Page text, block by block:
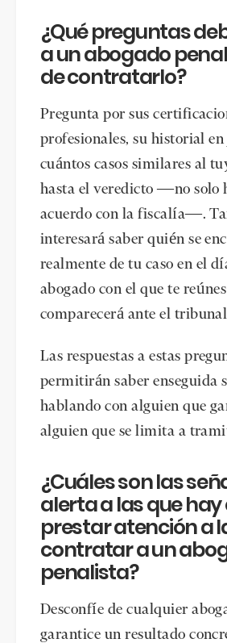
¿Qué preguntas
a un abogado
de contratarlo?
Pregunta por sus
profesionales, su historial
cuántos casos similares al
hasta el veredicto —no solo
acuerdo con la fiscalía—.
interesará saber quién se
realmente de tu caso en el
abogado con el que te
comparecerá ante el
Las respuestas a estas
permitirán saber enseguida
hablando con alguien que
alguien que se limita a
¿Cuáles son las
alerta a las que hay
prestar atención a
contratar a un
penalista?
Desconfíe de cualquier
garantice un resultado